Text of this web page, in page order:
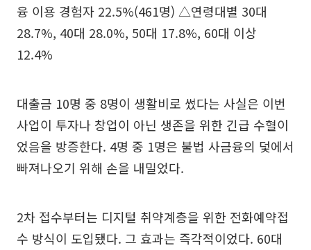
융 이용 경험자 22.5%(461명) △연령대별 30대
28.7%, 40대 28.0%, 50대 17.8%, 60대 이상
12.4%
대출금 10명 중 8명이 생활비로 썼다는 사실은 이번
사업이 투자나 창업이 아닌 생존을 위한 긴급 수혈이
었음을 방증한다. 4명 중 1명은 불법 사금융의 덫에서
빠져나오기 위해 손을 내밀었다.
2차 접수부터는 디지털 취약계층을 위한 전화예약접
수 방식이 도입됐다. 그 효과는 즉각적이었다. 60대